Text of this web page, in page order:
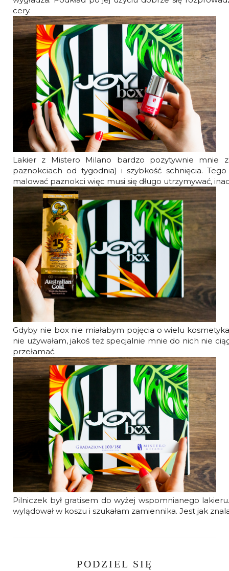
cery.
Lakier z Mistero Milano bardzo pozytywnie mnie
paznokciach od tygodnia) i szybkość schnięcia.
malować paznokci więc musi się długo utrzymywać,
Gdyby nie box nie miałabym pojęcia o wielu
nie używałam, jakoś też specjalnie mnie do nich nie
przełamać.
Pilniczek był gratisem do wyżej wspomnianego
wylądował w koszu i szukałam zamiennika. Jest jak
PODZIEL SIĘ